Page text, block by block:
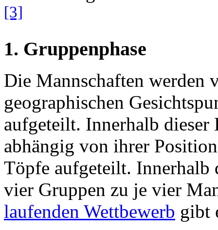
[3]
1. Gruppenphase
Die Mannschaften werden
geographischen
aufgeteilt. Innerhalb dieser
abhängig von ihrer
Töpfe aufgeteilt. Innerhalb
vier Gruppen zu je vier
laufenden Wettbewerb gibt